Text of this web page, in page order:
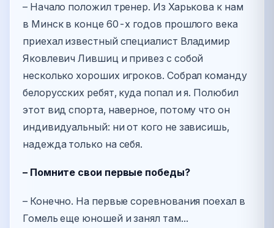
– Начало положил тренер. Из Харькова к нам
в Минск в конце 60-х годов прошлого века
приехал известный специалист Владимир
Яковлевич Лившиц и привез с собой
несколько хороших игроков. Собрал команду
белорусских ребят, куда попал и я. Полюбил
этот вид спорта, наверное, потому что он
индивидуальный: ни от кого не зависишь,
надежда только на себя.
– Помните свои первые победы?
– Конечно. На первые соревнования поехал в
Гомель еще юношей и занял там...